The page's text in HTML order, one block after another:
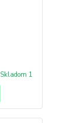
Skladom 1